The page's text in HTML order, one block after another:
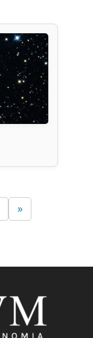
»